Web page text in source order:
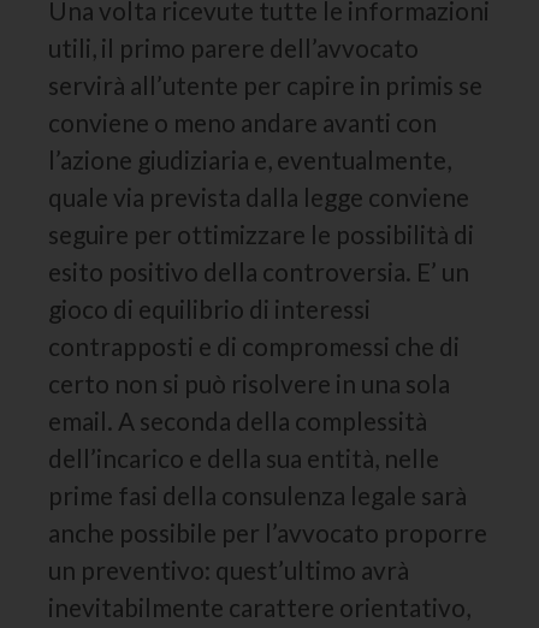
Una volta ricevute tutte le informazioni
utili, il primo parere dell’avvocato
servirà all’utente per capire in primis se
conviene o meno andare avanti con
l’azione giudiziaria e, eventualmente,
quale via prevista dalla legge conviene
seguire per ottimizzare le possibilità di
esito positivo della controversia. E’ un
gioco di equilibrio di interessi
contrapposti e di compromessi che di
certo non si può risolvere in una sola
email. A seconda della complessità
dell’incarico e della sua entità, nelle
prime fasi della consulenza legale sarà
anche possibile per l’avvocato proporre
un preventivo: quest’ultimo avrà
inevitabilmente carattere orientativo,